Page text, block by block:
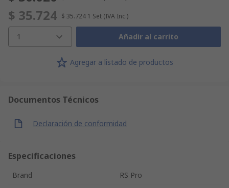
$ 35.724 $ 35.724 1 Set (IVA Inc.)
1 Añadir al carrito
Agregar a listado de productos
Documentos Técnicos
Declaración de conformidad
Especificaciones
Brand
RS Pro